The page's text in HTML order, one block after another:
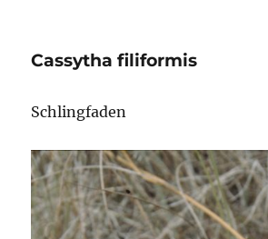
Cassytha filiformis
Schlingfaden